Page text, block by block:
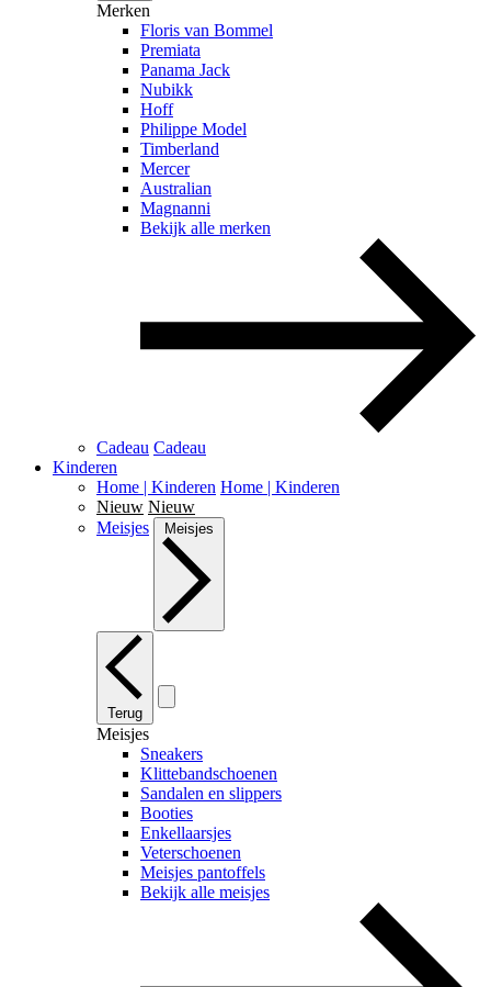
Merken
Floris van Bommel
Premiata
Panama Jack
Nubikk
Hoff
Philippe Model
Timberland
Mercer
Australian
Magnanni
Bekijk alle merken
Cadeau Cadeau
Kinderen
Home | Kinderen Home | Kinderen
Nieuw Nieuw
Meisjes
Meisjes
Terug
Meisjes
Sneakers
Klittebandschoenen
Sandalen en slippers
Booties
Enkellaarsjes
Veterschoenen
Meisjes pantoffels
Bekijk alle meisjes